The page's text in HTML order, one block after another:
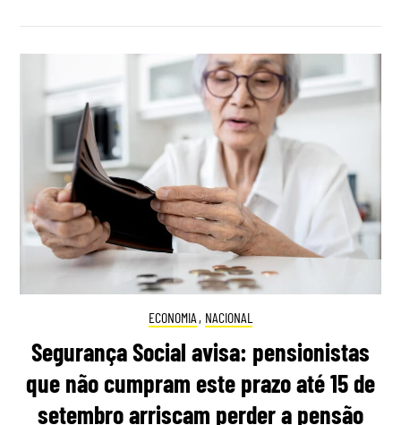
ECONOMIA , NACIONAL
Segurança Social avisa: pensionistas
que não cumpram este prazo até 15 de
setembro arriscam perder a pensão